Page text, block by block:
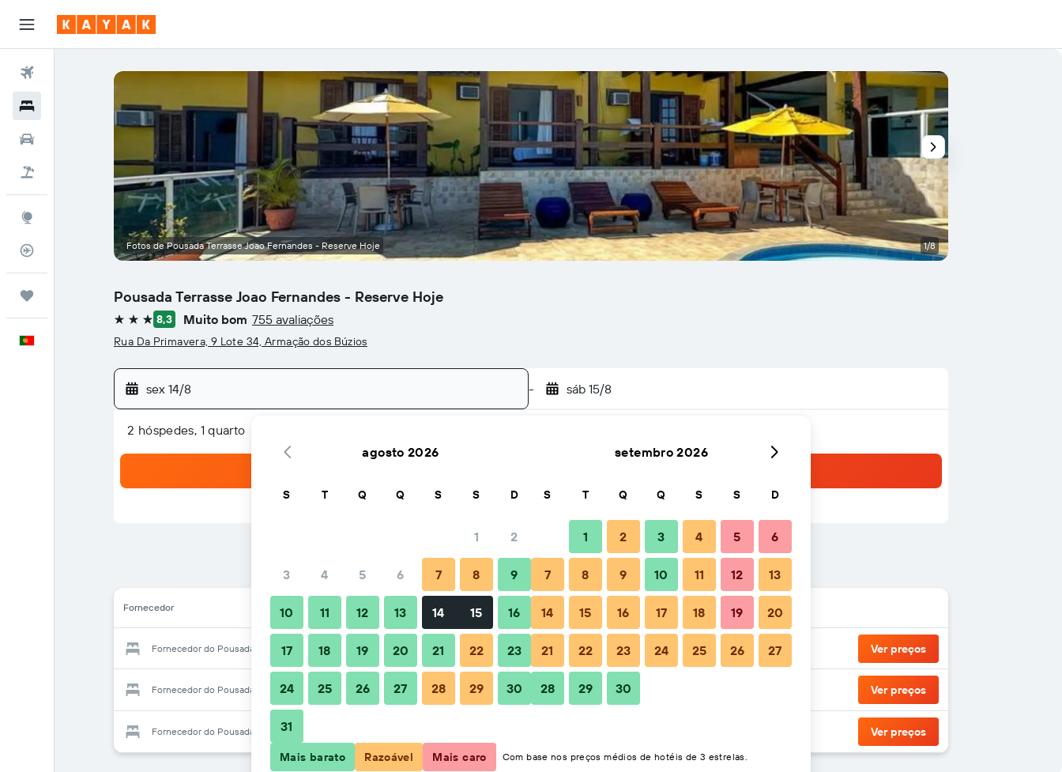
Monitorizador de voos
Pousada Terrasse Joao Fernandes - Reserve Hoje
3 estrelas8,3 Muito bom 755 avaliações
Rua Da Primavera, 9 Lote 34, Armação dos Búzios
sex 14/8 - sáb 15/8
2 hóspedes, 1 quarto
Fornecedor
Fornecedor do Pousada Terrasse Joao Fernandes - Reserve Hoje Ver preços
Fornecedor do Pousada Terrasse Joao Fernandes - Reserve Hoje Ver preços
Fornecedor do Pousada Terrasse Joao Fernandes - Reserve Hoje Ver preços
Fotos de Pousada Terrasse Joao Fernandes - Reserve Hoje 1/8
agosto 2026
S T Q Q S S D
1 2
3 4 5 6 7 8 9
10 11 12 13 14 15 16
17 18 19 20 21 22 23
24 25 26 27 28 29 30
31
setembro 2026
S T Q Q S S D
1 2 3 4 5 6
7 8 9 10 11 12 13
14 15 16 17 18 19 20
21 22 23 24 25 26 27
28 29 30
Mais barato Razoável Mais caro Com base nos preços médios de hotéis de 3 estrelas.